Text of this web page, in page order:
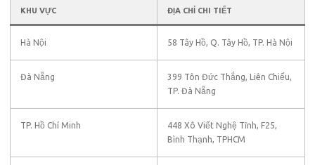
KHU VỰC ĐỊA CHỈ CHI TIẾT
Hà Nội 58 Tây Hồ, Q. Tây Hồ, TP. Hà Nội
Đà Nẵng
399 Tôn Đức Thắng, Liên Chiểu,
TP. Đà Nẵng
TP. Hồ Chí Minh
448 Xô Viết Nghệ Tĩnh, F25,
Bình Thạnh, TPHCM